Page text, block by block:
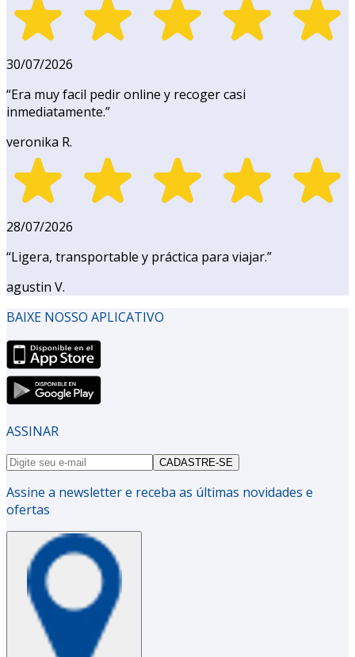
30/07/2026
“Era muy facil pedir online y recoger casi
inmediatamente.”
veronika R.
28/07/2026
“Ligera, transportable y práctica para viajar.”
agustin V.
BAIXE NOSSO APLICATIVO
ASSINAR
CADASTRE-SE
Assine a newsletter e receba as últimas novidades e
ofertas